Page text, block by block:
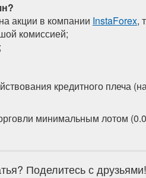
акции в компании InstaForex,
комиссией;
кредитного плеча
минимальным лотом
Поделитесь с друзьями!